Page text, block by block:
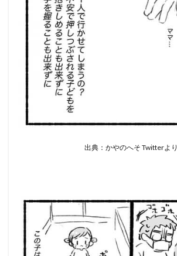
出典：かやのへそ Twitterより